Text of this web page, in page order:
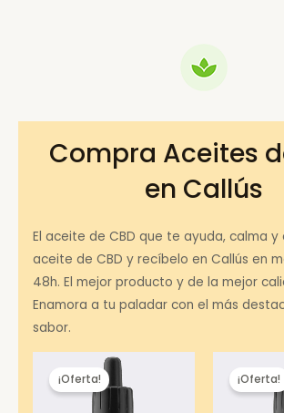
Compra Aceites
en Callús
El aceite de CBD que te ayuda, calma y
aceite de CBD y recíbelo en Callús en
48h. El mejor producto y de la mejor
Enamora a tu paladar con el más
sabor.
¡Oferta! ¡Oferta!